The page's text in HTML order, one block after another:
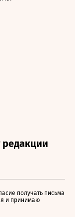
получать письма
и принимаю